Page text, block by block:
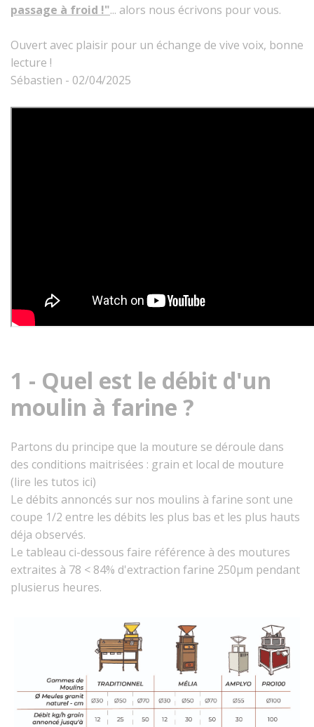
passage à froid !"... alors nous écrivons pour vous.
Ouvert avec plaisir pour un échange de vive voix, bonne
lecture !
Sébastien - 02/04/2025
1 - Quel est le débit d'un
moulin à farine ?
Partons du principe que la mouture se déroule dans
des conditions maitrisées : grain et local de mouture
(lire les tutos ici)
Le débits annoncés sur nos moulins à farine sont une
coupe 1/2 entre les débits les plus bas et les plus hauts
déja observés.
Le tableau ci-dessous faire référence à des moutures
extraites à 78 < 84% d'extraction farine 250µm pendant
plusierus heures.